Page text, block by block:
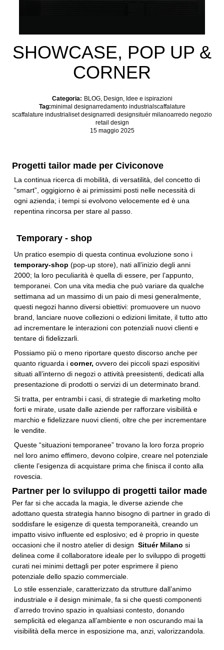
SHOWCASE, POP UP &
CORNER
Categoria: BLOG, Design Idee e ispirazioni
Tag:minimal designarredamento industrialscaffalature
scaffalature industrialiset designarredi designsituér milanoarredo negozio
retail design
15 maggio 2025
Progetti tailor made per Civiconove
La continua ricerca di mobilità, di versatilità, del concetto di
“smart”, oggigiorno è ai primissimi posti nelle necessità di
ogni azienda; i tempi si evolvono velocemente ed è una
repentina rincorsa per stare al passo.
Temporary - shop
Un pratico esempio di questa continua evoluzione sono i
temporary-shop (pop-up store), nati all’inizio degli anni
2000; la loro peculiarità è quella di essere, per l’appunto,
temporanei. Con una vita media che può variare da qualche
settimana ad un massimo di un paio di mesi generalmente,
questi negozi hanno diversi obiettivi: promuovere un nuovo
brand, lanciare nuove collezioni o edizioni limitate, il tutto atto
ad incrementare le interazioni con potenziali nuovi clienti e
tentare di fidelizzarli.
Possiamo più o meno riportare questo discorso anche per
quanto riguarda i corner, ovvero dei piccoli spazi espositivi
situati all’interno di negozi o attività preesistenti, dedicati alla
presentazione di prodotti o servizi di un determinato brand.
Si tratta, per entrambi i casi, di strategie di marketing molto
forti e mirate, usate dalle aziende per rafforzare visibilità e
marchio e fidelizzare nuovi clienti, oltre che per incrementare
le vendite.
Queste “situazioni temporanee” trovano la loro forza proprio
nel loro animo effimero, devono colpire, creare nel potenziale
cliente l’esigenza di acquistare prima che finisca il conto alla
rovescia.
Partner per lo sviluppo di progetti tailor made
Per far si che accada la magia, le diverse aziende che
adottano questa strategia hanno bisogno di partner in grado di
soddisfare le esigenze di questa temporaneità, creando un
impatto visivo influente ed esplosivo; ed è proprio in queste
occasioni che il nostro atelier di design Situér Milano si
delinea come il collaboratore ideale per lo sviluppo di progetti
curati nei minimi dettagli per poter esprimere il pieno
potenziale dello spazio commerciale.
Lo stile essenziale, caratterizzato da strutture dall’animo
industriale e il design minimale, fa si che questi componenti
d’arredo trovino spazio in qualsiasi contesto, donando
semplicità ed eleganza all’ambiente e non oscurando mai la
visibilità della merce in esposizione ma, anzi, valorizzandola.